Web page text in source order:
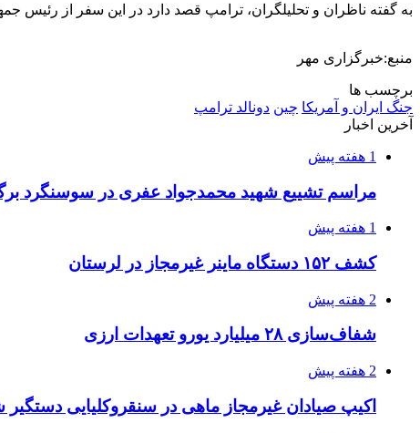
به گفته ناظران و تحلیلگران، ترامپ قصد دارد در این سفر از رئیس
منبع:خبرگزاری مهر
برچسب ها
جنگ ایران و آمریکا چین دونالد ترامپ
آخرین اخبار
1 هفته پیش
مراسم تشییع شهید محمدجواد عفری در سوسنگرد
1 هفته پیش
کشف ۱۵۲ دستگاه ماینر غیرمجاز در لرستان
2 هفته پیش
شفاف‌سازی ۲۸ میلیارد یورو تعهدات ارزی
2 هفته پیش
اکیپ صیادان غیرمجاز ماهی در سنقروکلیایی دستگیر